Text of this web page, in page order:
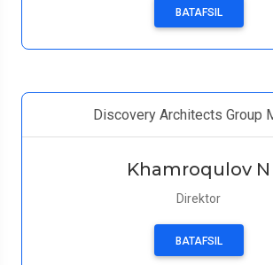
BATAFSIL
Discovery Architects Group
Khamroqulov N
Direktor
BATAFSIL